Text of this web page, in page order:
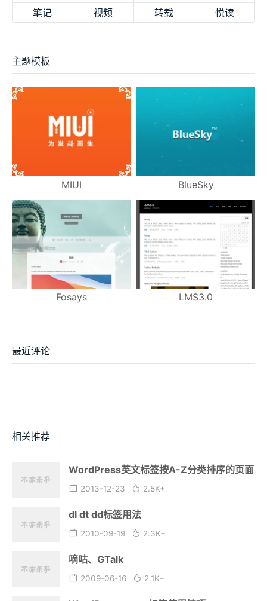
笔记
视频 转载 悦读
主题模板
MIUI BlueSky
Fosays LMS3.0
最近评论
相关推荐
WordPress英文标签按A-Z分类排序的页面
2013-12-23 2.5K+
dl dt dd标签用法
2010-09-19 2.3K+
嘀咕、GTalk
2009-06-16 2.1K+